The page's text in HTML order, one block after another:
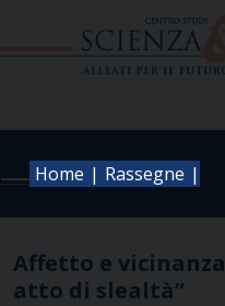
Home | Rassegne |
Affetto e
atto di slealtà”